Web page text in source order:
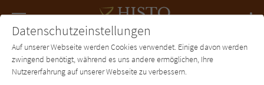
SUCHE Forum Charts Newsletter
Datenschutzeinstellungen
Auf unserer Webseite werden Cookies verwendet. Einige davon werden
zwingend benötigt, während es uns andere ermöglichen, Ihre
Nutzererfahrung auf unserer Webseite zu verbessern.